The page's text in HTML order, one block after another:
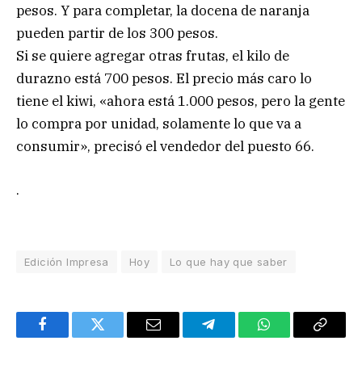
pesos. Y para completar, la docena de naranja
pueden partir de los 300 pesos.
Si se quiere agregar otras frutas, el kilo de
durazno está 700 pesos. El precio más caro lo
tiene el kiwi, «ahora está 1.000 pesos, pero la gente
lo compra por unidad, solamente lo que va a
consumir», precisó el vendedor del puesto 66.
.
Edición Impresa Hoy Lo que hay que saber
FacebookTwitter Email TelegramWhatsAppCopy